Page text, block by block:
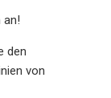
an!
den
von